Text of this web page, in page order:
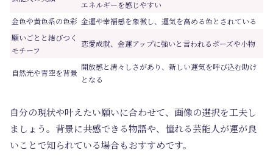
エネルギーを感じやすい
金色や黄色系の色彩 金運や幸福感を象徴し、運気を高める色とされている
願いごとと結びつく
モチーフ
恋愛成就、金運アップに強いと言われるポーズや小物
自然光や青空を背景
開放感と清々しさがあり、新しい運気を呼び込む助け
となる
自分の現状や叶えたい願いに合わせて、画像の選択を工夫し
ましょう。背景に共感できる物語や、憧れる芸能人が運が良
いことで知られている場合もおすすめです。